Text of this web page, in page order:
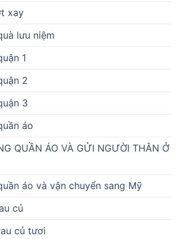
xay
lưu niệm
1
2
3
áo
QUẦN ÁO VÀ GỬI NGƯỜI THÂN Ở
áo và vận chuyển sang Mỹ
củ
củ tươi